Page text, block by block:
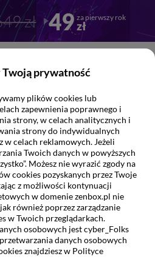
Twoją prywatność
plików cookies lub
zapewnienia poprawnego i
strony, w celach analitycznych i
strony do indywidualnych
celach reklamowych. Jeżeli
Twoich danych w powyższych
Możesz nie wyrazić zgody na
cookies pozyskanych przez Twoje
z możliwości kontynuacji
w domenie zenbox.pl nie
również poprzez zarządzanie
w Twoich przeglądarkach.
osobowych jest cyber_Folks
danych osobowych
znajdziesz w Polityce
zł 49zł
za pierwszy rok
Ci pomóc?
wiedzy